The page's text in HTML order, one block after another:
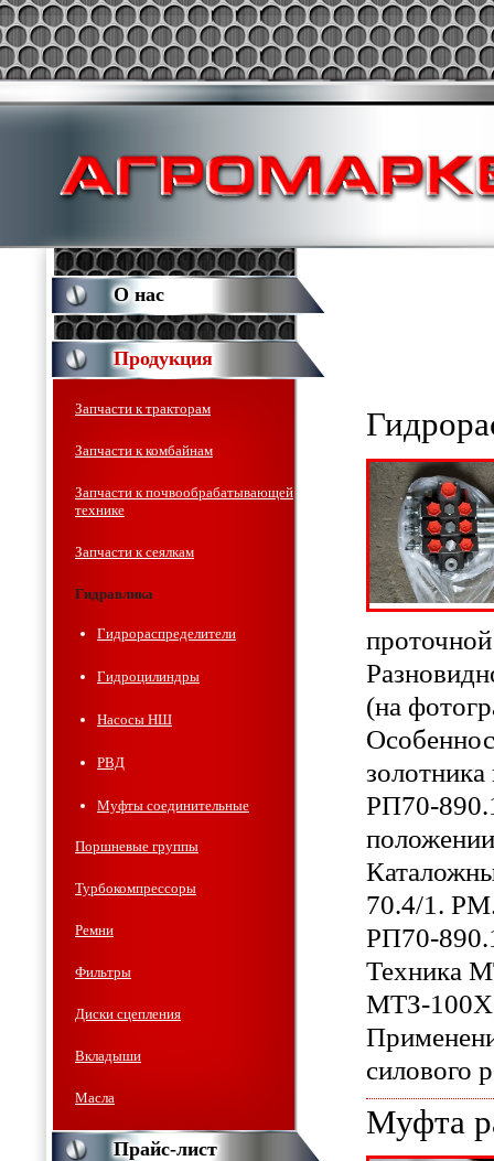
проточной
(на
РП70-
70.4/1.
РП70-
Техника
МТЗ-
силового
Муфта
О нас
Продукция
Запчасти к тракторам
Запчасти к комбайнам
Запчасти к почвообрабатывающей
технике
Запчасти к сеялкам
Гидравлика
Гидрораспределители
Гидроцилиндры
Насосы НШ
РВД
Муфты соединительные
Поршневые группы
Турбокомпрессоры
Ремни
Фильтры
Диски сцепления
Вкладыши
Масла
Прайс-лист